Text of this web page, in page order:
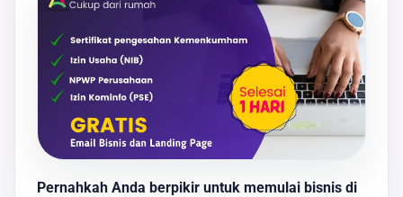
Pernahkah Anda berpikir untuk memulai bisnis di